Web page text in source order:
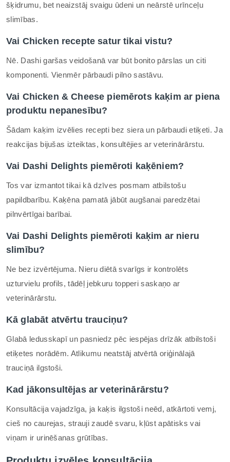
šķidrumu, bet neaizstāj svaigu ūdeni un neārstē urīnceļu
slimības.
Vai Chicken recepte satur tikai vistu?
Nē. Dashi garšas veidošanā var būt bonito pārslas un citi
komponenti. Vienmēr pārbaudi pilno sastāvu.
Vai Chicken & Cheese piemērots kaķim ar piena
produktu nepanesību?
Šādam kaķim izvēlies recepti bez siera un pārbaudi etiķeti. Ja
reakcijas bijušas izteiktas, konsultējies ar veterinārārstu.
Vai Dashi Delights piemēroti kaķēniem?
Tos var izmantot tikai kā dzīves posmam atbilstošu
papildbarību. Kaķēna pamatā jābūt augšanai paredzētai
pilnvērtīgai barībai.
Vai Dashi Delights piemēroti kaķim ar nieru
slimību?
Ne bez izvērtējuma. Nieru diētā svarīgs ir kontrolēts
uzturvielu profils, tādēļ jebkuru topperi saskaņo ar
veterinārārstu.
Kā glabāt atvērtu trauciņu?
Glabā ledusskapī un pasniedz pēc iespējas drīzāk atbilstoši
etiķetes norādēm. Atlikumu neatstāj atvērtā oriģinālajā
trauciņā ilgstoši.
Kad jākonsultējas ar veterinārārstu?
Konsultācija vajadzīga, ja kaķis ilgstoši neēd, atkārtoti vemj,
cieš no caurejas, strauji zaudē svaru, kļūst apātisks vai
viņam ir urinēšanas grūtības.